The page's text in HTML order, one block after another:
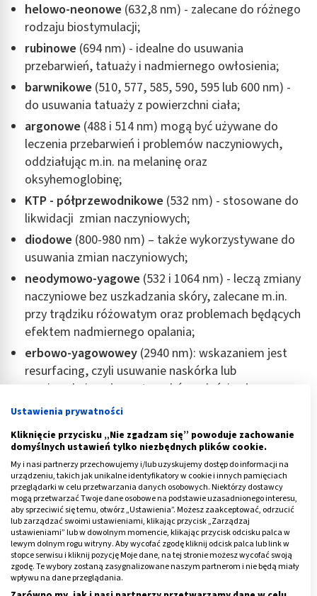
helowo-neonowe (632,8 nm) - zalecane do różnego
rodzaju biostymulacji;
rubinowe (694 nm) - idealne do usuwania
przebarwień, tatuaży i nadmiernego owłosienia;
barwnikowe (510, 577, 585, 590, 595 lub 600 nm) -
do usuwania tatuaży z powierzchni ciała;
argonowe (488 i 514 nm) mogą być używane do
leczenia przebarwień i problemów naczyniowych,
oddziałując m.in. na melaninę oraz
oksyhemoglobinę;
KTP - półprzewodnikowe (532 nm) - stosowane do
likwidacji zmian naczyniowych;
diodowe (800-980 nm) – także wykorzystywane do
usuwania zmian naczyniowych;
neodymowo-yagowe (532 i 1064 nm) - leczą zmiany
naczyniowe bez uszkadzania skóry, zalecane m.in.
przy trądziku różowatym oraz problemach będących
efektem nadmiernego opalania;
erbowo-yagowowey (2940 nm): wskazaniem jest
resurfacing, czyli usuwanie naskórka lub
powierzchniowej warstwy skóry właściwej;
aleksandrytowe(755 nm) - stosowane do epilacji,
czyli trwałego usuwania cebulek włosowych.
Ustawienia prywatności
Kliknięcie przycisku „Nie zgadzam się” powoduje zachowanie
domyślnych ustawień tylko niezbędnych plików cookie.
My i nasi partnerzy przechowujemy i/lub uzyskujemy dostęp do informacji na
urządzeniu, takich jak unikalne identyfikatory w cookie i innych pamięciach
przeglądarki w celu przetwarzania danych osobowych. Niektórzy dostawcy
mogą przetwarzać Twoje dane osobowe na podstawie uzasadnionego interesu,
aby sprzeciwić się temu, otwórz „Ustawienia”. Możesz zaakceptować, odrzucić
lub zarządzać swoimi ustawieniami, klikając przycisk „Zarządzaj
ustawieniami” lub w dowolnym momencie, klikając przycisk odcisku palca w
lewym dolnym rogu witryny. Aby wycofać zgodę kliknij odcisk palca lub link w
stopce serwisu i kliknij pozycję Moje dane, na tej stronie możesz wycofać swoją
zgodę. Te wybory zostaną zasygnalizowane naszym partnerom i nie będą miały
wpływu na dane przeglądania.